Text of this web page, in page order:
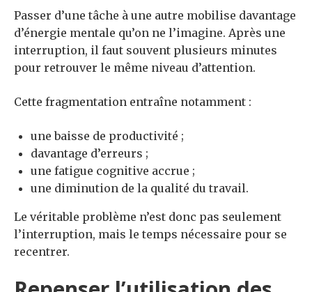
Passer d’une tâche à une autre mobilise davantage
d’énergie mentale qu’on ne l’imagine. Après une
interruption, il faut souvent plusieurs minutes
pour retrouver le même niveau d’attention.
Cette fragmentation entraîne notamment :
une baisse de productivité ;
davantage d’erreurs ;
une fatigue cognitive accrue ;
une diminution de la qualité du travail.
Le véritable problème n’est donc pas seulement
l’interruption, mais le temps nécessaire pour se
recentrer.